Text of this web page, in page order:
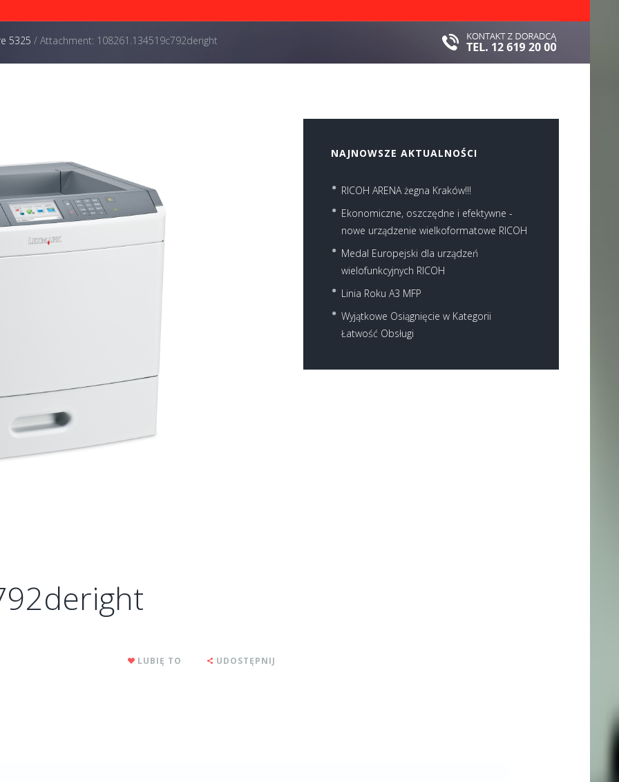
5325 / Attachment: 108261.134519c792deright
Next item
...
LUBIĘ TO UDOSTĘPNIJ
NAJNOWSZE AKTUALNOŚCI
RICOH ARENA żegna Kraków!!!
Ekonomiczne, oszczędne i efektywne -
nowe urządzenie wielkoformatowe RICOH
Medal Europejski dla urządzeń
wielofunkcyjnych RICOH
Linia Roku A3 MFP
Wyjątkowe Osiągnięcie w Kategorii
Łatwość Obsługi